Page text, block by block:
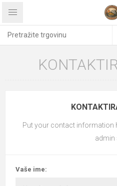
Put your contact information
admin
Vaše ime: